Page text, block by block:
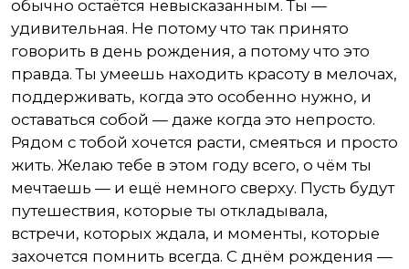
обычно остаётся невысказанным. Ты —
удивительная. Не потому что так принято
говорить в день рождения, а потому что это
правда. Ты умеешь находить красоту в мелочах,
поддерживать, когда это особенно нужно, и
оставаться собой — даже когда это непросто.
Рядом с тобой хочется расти, смеяться и просто
жить. Желаю тебе в этом году всего, о чём ты
мечтаешь — и ещё немного сверху. Пусть будут
путешествия, которые ты откладывала,
встречи, которых ждала, и моменты, которые
захочется помнить всегда. С днём рождения —